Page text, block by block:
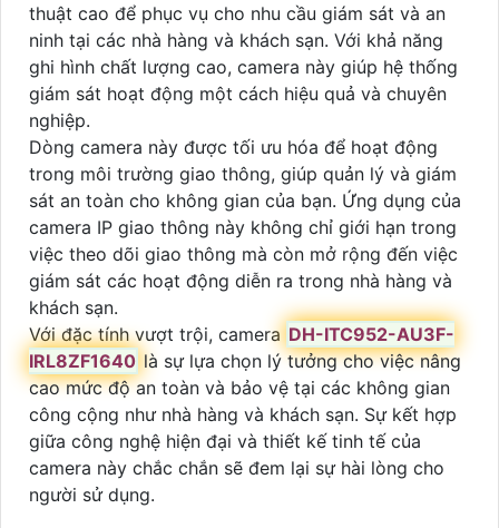
thuật cao để phục vụ cho nhu cầu giám sát và an
ninh tại các nhà hàng và khách sạn. Với khả năng
ghi hình chất lượng cao, camera này giúp hệ thống
giám sát hoạt động một cách hiệu quả và chuyên
nghiệp.
Dòng camera này được tối ưu hóa để hoạt động
trong môi trường giao thông, giúp quản lý và giám
sát an toàn cho không gian của bạn. Ứng dụng của
camera IP giao thông này không chỉ giới hạn trong
việc theo dõi giao thông mà còn mở rộng đến việc
giám sát các hoạt động diễn ra trong nhà hàng và
khách sạn.
Với đặc tính vượt trội, camera DH-ITC952-AU3F-
IRL8ZF1640 là sự lựa chọn lý tưởng cho việc nâng
cao mức độ an toàn và bảo vệ tại các không gian
công cộng như nhà hàng và khách sạn. Sự kết hợp
giữa công nghệ hiện đại và thiết kế tinh tế của
camera này chắc chắn sẽ đem lại sự hài lòng cho
người sử dụng.